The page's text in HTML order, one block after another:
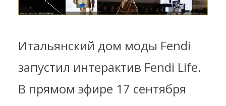
Итальянский дом моды Fendi
запустил интерактив Fendi Life.
В прямом эфире 17 сентября